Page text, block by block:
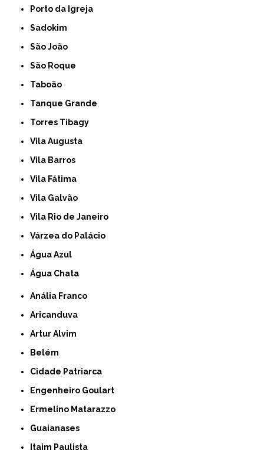
Porto da Igreja
Sadokim
São João
São Roque
Taboão
Tanque Grande
Torres Tibagy
Vila Augusta
Vila Barros
Vila Fátima
Vila Galvão
Vila Rio de Janeiro
Várzea do Palácio
Água Azul
Água Chata
Anália Franco
Aricanduva
Artur Alvim
Belém
Cidade Patriarca
Engenheiro Goulart
Ermelino Matarazzo
Guaianases
Itaim Paulista